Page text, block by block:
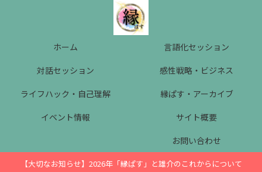
ホーム
言語化セッション
対話セッション
感性戦略・ビジネス
ライフハック・自己理解
縁ぱす・アーカイブ
イベント情報
サイト概要
お問い合わせ
【大切なお知らせ】2026年「縁ぱす」と雄介のこれからについて